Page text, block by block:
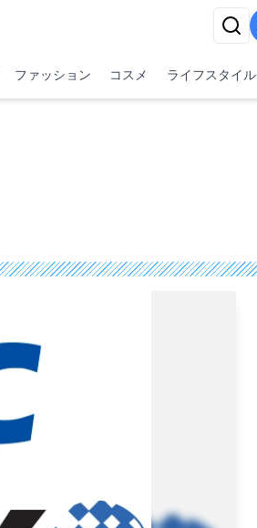
ファッション コスメ ライフスタイル